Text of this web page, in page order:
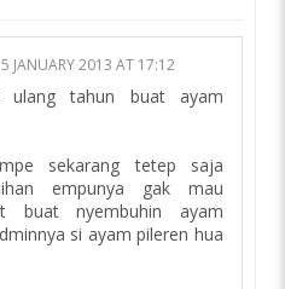
JANUARY 2013 AT 17:12
ulang tahun buat ayam
sekarang tetep saja
empunya gak mau
buat nyembuhin ayam
si ayam pileren hua